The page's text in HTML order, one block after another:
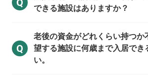
Q
できる施設はありますか？
Q
老後の資金がどれくらい持つか
望する施設に何歳まで入居でき
い。